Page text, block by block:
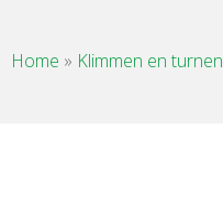
Home » Klimmen en turnen